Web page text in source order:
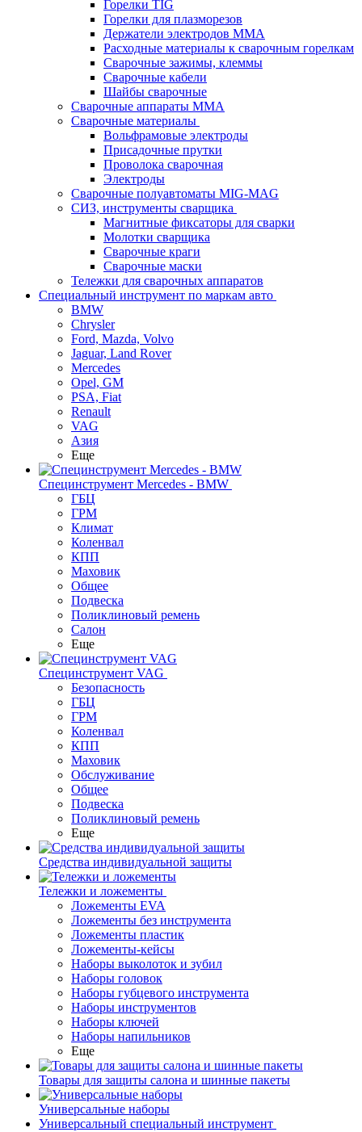
Горелки TIG
Горелки для плазморезов
Держатели электродов ММА
Расходные материалы к сварочным горелкам
Сварочные зажимы, клеммы
Сварочные кабели
Шайбы сварочные
Сварочные аппараты MMA
Сварочные материалы
Вольфрамовые электроды
Присадочные прутки
Проволока сварочная
Электроды
Сварочные полуавтоматы MIG-MAG
СИЗ, инструменты сварщика
Магнитные фиксаторы для сварки
Молотки сварщика
Сварочные краги
Сварочные маски
Тележки для сварочных аппаратов
Специальный инструмент по маркам авто
BMW
Chrysler
Ford, Mazda, Volvo
Jaguar, Land Rover
Mercedes
Opel, GM
PSA, Fiat
Renault
VAG
Азия
Еще
Специнструмент Mercedes - BMW
ГБЦ
ГРМ
Климат
Коленвал
КПП
Маховик
Общее
Подвеска
Поликлиновый ремень
Салон
Еще
Специнструмент VAG
Безопасность
ГБЦ
ГРМ
Коленвал
КПП
Маховик
Обслуживание
Общее
Подвеска
Поликлиновый ремень
Еще
Средства индивидуальной защиты
Тележки и ложементы
Ложементы EVA
Ложементы без инструмента
Ложементы пластик
Ложементы-кейсы
Наборы выколоток и зубил
Наборы головок
Наборы губцевого инструмента
Наборы инструментов
Наборы ключей
Наборы напильников
Еще
Товары для защиты салона и шинные пакеты
Универсальные наборы
Универсальный специальный инструмент